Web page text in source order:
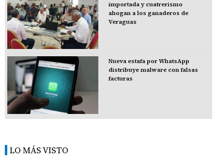
importada y cuatrerismo
ahogan a los ganaderos de
Veraguas
Nueva estafa por WhatsApp
distribuye malware con falsas
facturas
LO MÁS VISTO